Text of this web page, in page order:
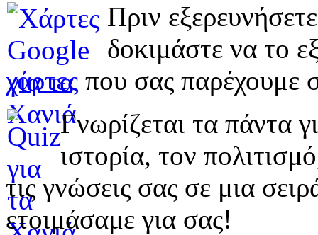
Πριν
δοκιμάστε να το
χάρτες που σας παρέχουμε
Γνωρίζεται τα πάντα
ιστορία, τον
τις γνώσεις σας σε μια
ετοιμάσαμε για σας!